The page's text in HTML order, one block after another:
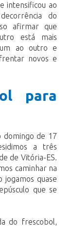
intensificou ao
do
afirmar que
está mais
um ao outro e
novos e
para
domingo de 17
a três
de Vitória-ES.
caminhar na
quase
que se
do frescobol,